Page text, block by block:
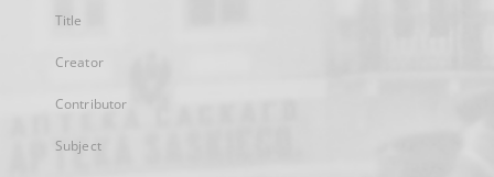
Title
Creator
Contributor
Subject